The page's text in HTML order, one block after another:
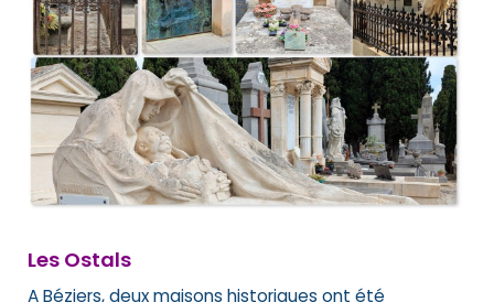
Les Ostals
A Béziers, deux maisons historiques ont été